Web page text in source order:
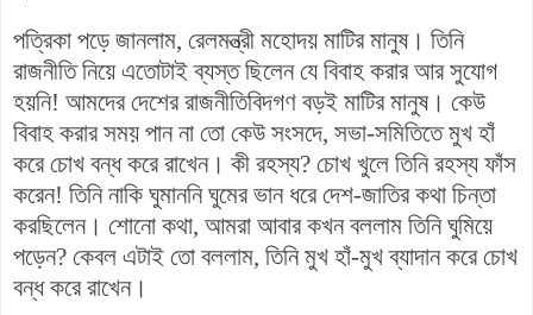
পত্রিকা পড়ে জানলাম, রেলমন্ত্রী মহোদয় মাটির মানুষ। তিনি
রাজনীতি নিয়ে এতোটাই ব্যস্ত ছিলেন যে বিবাহ করার আর সুযোগ
হয়নি! আমদের দেশের রাজনীতিবিদগণ বড়ই মাটির মানুষ। কেউ
বিবাহ করার সময় পান না তো কেউ সংসদে, সভা-সমিতিতে মুখ হাঁ
করে চোখ বন্ধ করে রাখেন। কী রহস্য? চোখ খুলে তিনি রহস্য ফাঁস
করেন! তিনি নাকি ঘুমাননি ঘুমের ভান ধরে দেশ-জাতির কথা চিন্তা
করছিলেন। শোনো কথা, আমরা আবার কখন বললাম তিনি ঘুমিয়ে
পড়েন? কেবল এটাই তো বললাম, তিনি মুখ হাঁ-মুখ ব্যাদান করে চোখ
বন্ধ করে রাখেন।